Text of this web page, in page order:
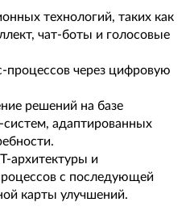
технологий, таких как
чат-боты и голосовые
процессов через цифровую
решений на базе
систем, адаптированных
архитектуры и
с последующей
карты улучшений.